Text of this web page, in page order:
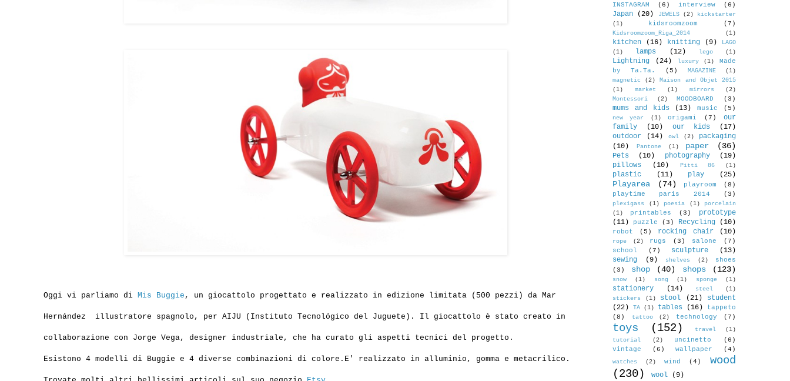
Oggi vi parliamo di Mis Buggie , un giocattolo progettato e realizzato in edizione limitata (500 pezzi) da Mar
Hernández illustratore spagnolo, per AIJU (Instituto Tecnológico del Juguete). Il giocattolo è stato creato in
collaborazione con Jorge Vega, designer industriale, che ha curato gli aspetti tecnici del progetto.
Esistono 4 modelli di Buggie e 4 diverse combinazioni di colore.E' realizzato in alluminio, gomma e metacrilico.
INSTAGRAM (6) interview (6)
Japan (20) JEWELS (2)
kickstarter
(1)
kidsroomzoom (7)
Kidsroomzoom_Riga_2014 (1)
kitchen (16) knitting (9)
LAGO
(1)
lamps (12) lego (1)
Lightning (24) luxury (1)
Made
by Ta.Ta.
(5) MAGAZINE
(1)
magnetic
(2)
Maison and Objet 2015
(1)
market (1) mirrors
(2)
Montessori
(2) MOODBOARD (3)
mums and kids (13) music (5)
new year (1) origami (7)
our
family
(10) our kids
(17)
outdoor
(14) owl (2)
packaging
(10)
Pantone (1) paper (36)
Pets (10) photography
(19)
pillows
(10) Pitti 86 (1)
plastic (11) play (25)
Playarea (74) playroom
(8)
playtime paris 2014
(3)
plexigass (1) poesia (1)
porcelain
(1)
printables (3)
prototype
(11)
puzzle (3) Recycling (10)
robot (5) rocking chair (10)
rope (2) rugs (3) salone
(7)
school
(7) sculpture
(13)
sewing
(9) shelves (2)
shoes
(3)
shop (40) shops (123)
snow (1) song (1) sponge (1)
stationery (14) steel
(1)
stickers
(1) stool (21)
student
(22)
TA (1) tables (16)
tappeto
(8)
tattoo (2) technology (7)
toys (152) travel
(1)
tutorial
(2) uncinetto
(6)
vintage
(6) wallpaper (4)
watches (2) wind (4)
wood
(230)
wool (9)